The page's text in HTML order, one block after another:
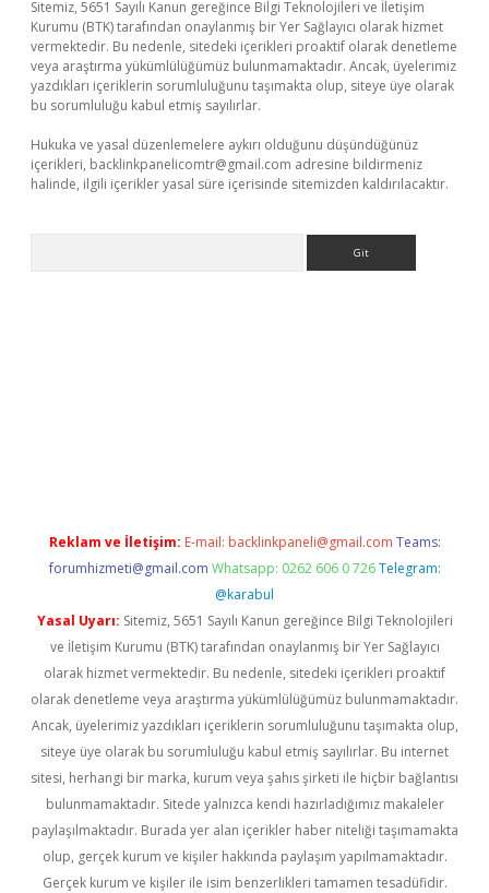
Sitemiz, 5651 Sayılı Kanun gereğince Bilgi Teknolojileri ve İletişim
Kurumu (BTK) tarafından onaylanmış bir Yer Sağlayıcı olarak hizmet
vermektedir. Bu nedenle, sitedeki içerikleri proaktif olarak denetleme
veya araştırma yükümlülüğümüz bulunmamaktadır. Ancak, üyelerimiz
yazdıkları içeriklerin sorumluluğunu taşımakta olup, siteye üye olarak
bu sorumluluğu kabul etmiş sayılırlar.
Hukuka ve yasal düzenlemelere aykırı olduğunu düşündüğünüz
içerikleri, backlinkpanelicomtr@gmail.com adresine bildirmeniz
halinde, ilgili içerikler yasal süre içerisinde sitemizden kaldırılacaktır.
Reklam ve İletişim: E-mail: backlinkpaneli@gmail.com Teams:
forumhizmeti@gmail.com Whatsapp: 0262 606 0 726 Telegram:
@karabul
Yasal Uyarı: Sitemiz, 5651 Sayılı Kanun gereğince Bilgi Teknolojileri
ve İletişim Kurumu (BTK) tarafından onaylanmış bir Yer Sağlayıcı
olarak hizmet vermektedir. Bu nedenle, sitedeki içerikleri proaktif
olarak denetleme veya araştırma yükümlülüğümüz bulunmamaktadır.
Ancak, üyelerimiz yazdıkları içeriklerin sorumluluğunu taşımakta olup,
siteye üye olarak bu sorumluluğu kabul etmiş sayılırlar. Bu internet
sitesi, herhangi bir marka, kurum veya şahıs şirketi ile hiçbir bağlantısı
bulunmamaktadır. Sitede yalnızca kendi hazırladığımız makaleler
paylaşılmaktadır. Burada yer alan içerikler haber niteliği taşımamakta
olup, gerçek kurum ve kişiler hakkında paylaşım yapılmamaktadır.
Gerçek kurum ve kişiler ile isim benzerlikleri tamamen tesadüfidir.